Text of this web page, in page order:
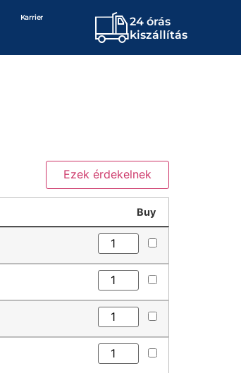
Karrier
24 órás
kiszállítás
Buy